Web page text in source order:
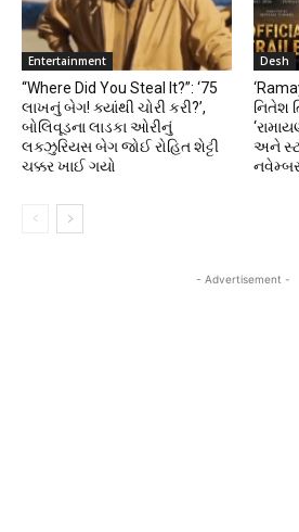
Entertainment
“Where Did You Steal It?”: ‘₹75
લાખનું બેગ! ક્યાંથી ચોરી કરી?’,
બોલિવૂડના લાડકા ઓરીનું
લક્ઝુરિયસ બેગ જોઈ રોહિત શેટ્ટી
ચક્કર ખાઈ ગયો
Desh
નિતેશ
અને
- Advertisement -